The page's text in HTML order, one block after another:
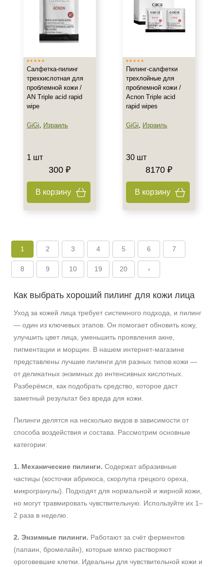
Салфетка-пилинг
трехкислотная для
проблемной кожи /
AN Triple acid rapid
wipe
GiGi, Израиль
1 шт
300 ₽
В корзину
Пилинг-салфетки
трехлойные для
проблемной кожи /
Acnon Triple acid
rapid wipes
GiGi, Израиль
30 шт
8170 ₽
В корзину
1 2 3 4 5 6 7
8 9 10 19 20 ›
Как выбрать хороший пилинг для кожи лица
Уход за кожей лица требует системного подхода, и пилинг
— один из ключевых этапов. Он помогает обновить кожу,
улучшить цвет лица, уменьшить проявления акне,
пигментации и морщин. В нашем интернет‑магазине
представлены лучшие пилинги для разных типов кожи —
от деликатных энзимных до интенсивных кислотных.
Разберёмся, как подобрать средство, которое даст
заметный результат без вреда для кожи.
Пилинги делятся на несколько видов в зависимости от
способа воздействия и состава. Рассмотрим основные
категории:
1. Механические пилинги. Содержат абразивные
частицы (косточки абрикоса, скорлупа грецкого ореха,
микрогранулы). Подходят для нормальной и жирной кожи,
но могут травмировать чувствительную. Используйте их 1–
2 раза в неделю.
2. Энзимные пилинги. Работают за счёт ферментов
(папаин, бромелайн), которые мягко растворяют
ороговевшие клетки. Идеальны для чувствительной кожи и